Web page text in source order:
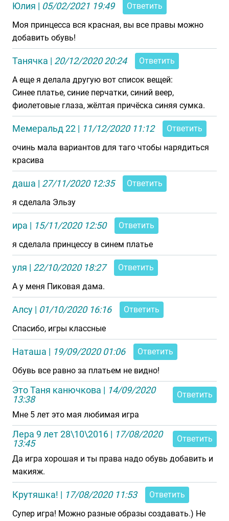
Юлия | 05/02/2021 19:49
Ответить
Моя принцесса вся красная, вы все правы можно
добавить обувь!
Танячка | 20/12/2020 20:24
Ответить
А еще я делала другую вот список вещей:
Синее платье, синие перчатки, синий веер,
фиолетовые глаза, жёлтая причёска синяя сумка.
Мемеральд 22 | 11/12/2020 11:12
Ответить
очинь мала вариантов для таго чтобы нарядиться
красива
даша | 27/11/2020 12:35
Ответить
я сделала Эльзу
ира | 15/11/2020 12:50
Ответить
я сделала принцессу в синем платье
уля | 22/10/2020 18:27
Ответить
А у меня Пиковая дама.
Алсу | 01/10/2020 16:16
Ответить
Спасибо, игры классные
Наташа | 19/09/2020 01:06
Ответить
Обувь все равно за платьем не видно!
Это Таня канючкова | 14/09/2020
13:38
Ответить
Мне 5 лет это мая любимая игра
Лера 9 лет 28\10\2016 | 17/08/2020
13:45
Ответить
Да игра хорошая и ты права надо обувь добавить и
макияж.
Крутяшка! | 17/08/2020 11:53
Ответить
Супер игра! Можно разные образы создавать.) Не